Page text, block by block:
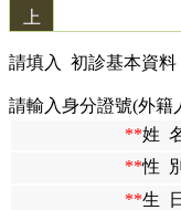
上
請填入 初診基本資料
請輸入身分證號(外籍
**姓
**性 別
**生 日